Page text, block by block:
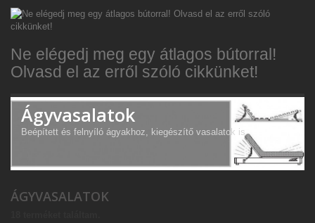
Ne elégedj meg egy átlagos bútorral!
Olvasd el az erről szóló cikkünket!
Ágyvasalatok
Beépített és felnyíló ágyakhoz, kiegészítő vasalatok is
ÁGYVASALATOK